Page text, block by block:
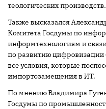
теологических производств.
Также высказался
Комитета Госдумы по
информтехнологиям и
по развитию цифровизации
все условия, которые
импортозамещения в ИТ.
По мнению Владимира
Госдумы по